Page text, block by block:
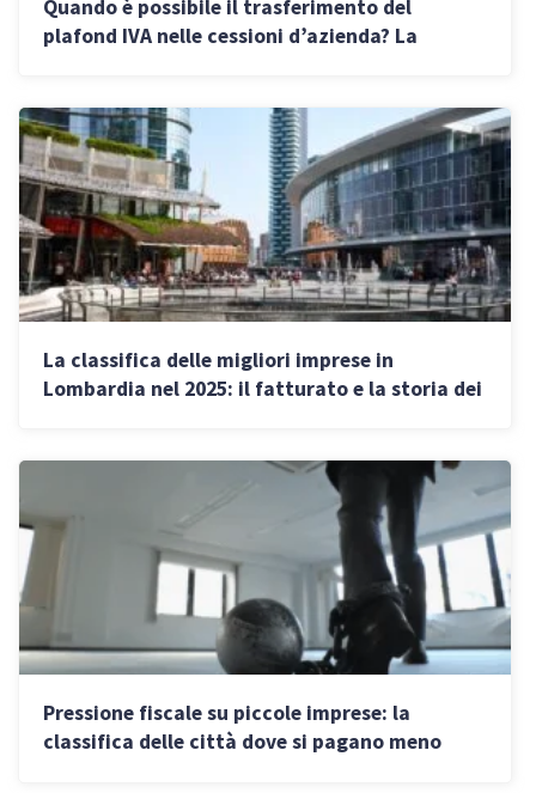
Quando è possibile il trasferimento del
plafond IVA nelle cessioni d’azienda? La
La classifica delle migliori imprese in
Lombardia nel 2025: il fatturato e la storia dei
Pressione fiscale su piccole imprese: la
classifica delle città dove si pagano meno